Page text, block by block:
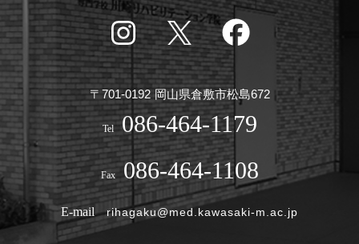
〒701-0192 岡山県倉敷市松島672
086-464-1179
086-464-1108
rihagaku@med.kawasaki-m.ac.jp